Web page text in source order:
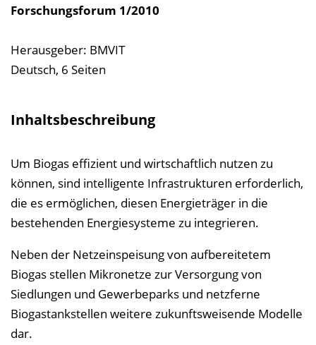
i
e
Forschungsforum 1/2010
Herausgeber: BMVIT
Deutsch, 6 Seiten
Inhaltsbeschreibung
Um Biogas effizient und wirtschaftlich nutzen zu
können, sind intelligente Infrastrukturen erforderlich,
die es ermöglichen, diesen Energieträger in die
bestehenden Energiesysteme zu integrieren.
Neben der Netzeinspeisung von aufbereitetem
Biogas stellen Mikronetze zur Versorgung von
Siedlungen und Gewerbeparks und netzferne
Biogastankstellen weitere zukunftsweisende Modelle
dar.